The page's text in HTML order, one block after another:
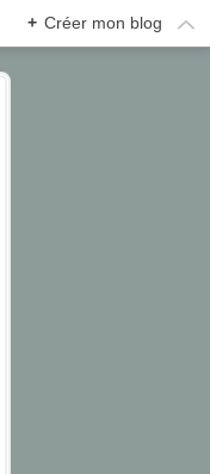
+ Créer mon blog